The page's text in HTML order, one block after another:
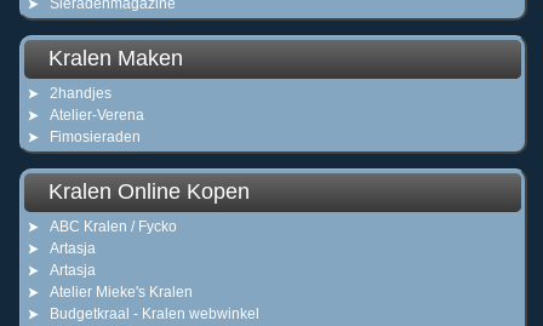
Sieradenmagazine
Kralen Maken
2handjes
Atelier-Verena
Fimosieraden
Kralen Online Kopen
ABC Kralen / Fycko
Artasja
Artasja
Atelier Mieke's Kralen
Budgetkraal - Kralen webwinkel